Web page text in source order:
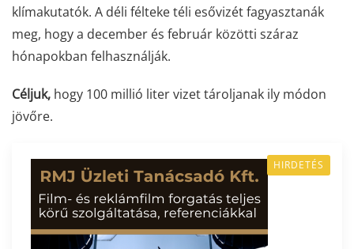
klímakutatók. A déli félteke téli esővizét fagyasztanák
meg, hogy a december és február közötti száraz
hónapokban felhasználják.
Céljuk, hogy 100 millió liter vizet tároljanak ily módon
jövőre.
HIRDETÉS